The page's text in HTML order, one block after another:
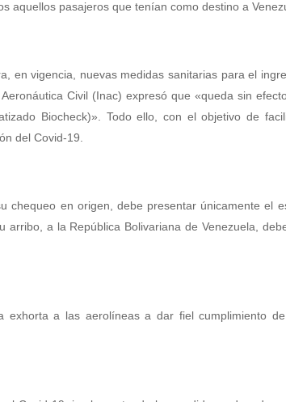
aquellos pasajeros que tenían como destino a
en vigencia, nuevas medidas sanitarias para el
Civil (Inac) expresó que «queda sin
Biocheck)». Todo ello, con el objetivo de
del Covid-19.
chequeo en origen, debe presentar únicamente el
arribo, a la República Bolivariana de Venezuela,
exhorta a las aerolíneas a dar fiel cumplimiento